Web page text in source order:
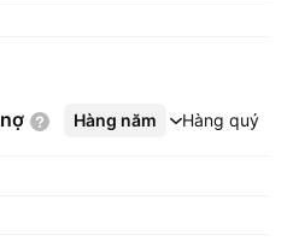
nợ Hàng năm Hàng quý
Xem thêm